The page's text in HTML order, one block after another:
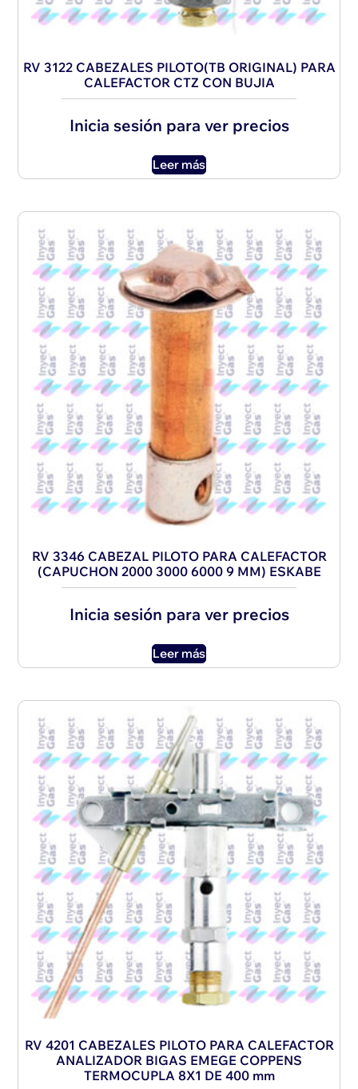
RV 3122 CABEZALES PILOTO(TB ORIGINAL) PARA
CALEFACTOR CTZ CON BUJIA
Inicia sesión para ver precios
Leer más
RV 3346 CABEZAL PILOTO PARA CALEFACTOR
(CAPUCHON 2000 3000 6000 9 MM) ESKABE
Inicia sesión para ver precios
Leer más
RV 4201 CABEZALES PILOTO PARA CALEFACTOR
ANALIZADOR BIGAS EMEGE COPPENS
TERMOCUPLA 8X1 DE 400 mm